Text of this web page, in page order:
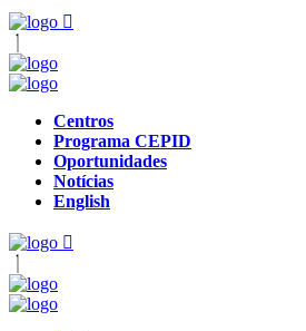
Centros
Programa CEPID
Oportunidades
Notícias
English